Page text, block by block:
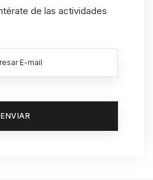
de las actividades